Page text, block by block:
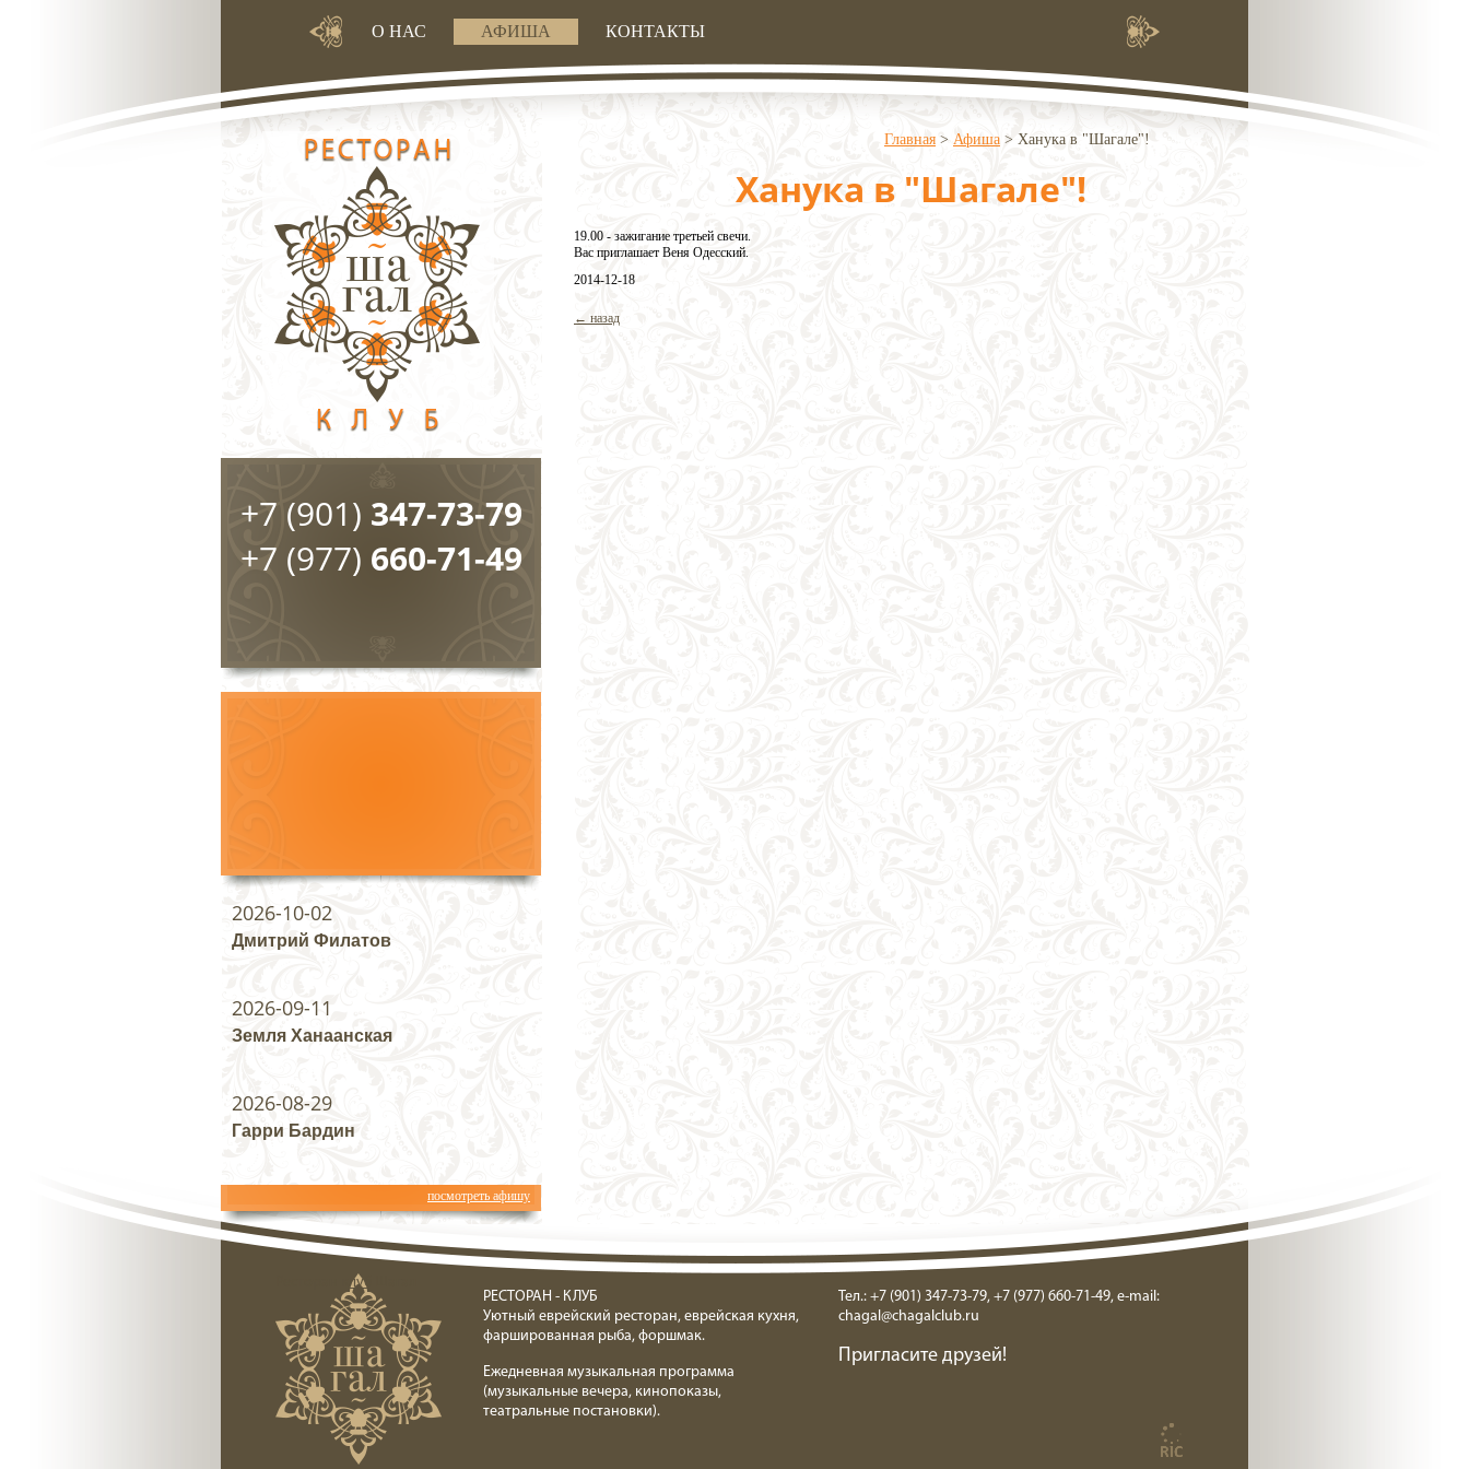
О НАС АФИША КОНТАКТЫ
Главная > Афиша > Ханука в "Шагале"!
Ханука в "Шагале"!
19.00 - зажигание третьей свечи.
Вас приглашает Веня Одесский.
2014-12-18
← назад
+7 (901) 347-73-79
+7 (977) 660-71-49
2026-10-02
Дмитрий Филатов
2026-09-11
Земля Ханаанская
2026-08-29
Гарри Бардин
посмотреть афишу
Ресторан клуб Шагал
РЕСТОРАН - КЛУБ
Уютный еврейский ресторан, еврейская кухня,
фаршированная рыба, форшмак.
Ежедневная музыкальная программа
(музыкальные вечера, кинопоказы,
театральные постановки).
Тел.: +7 (901) 347-73-79, +7 (977) 660-71-49, e-mail:
chagal@chagalclub.ru
Пригласите друзей!